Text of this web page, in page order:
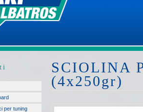
per tuning
SCIOLINA
(4x250gr)